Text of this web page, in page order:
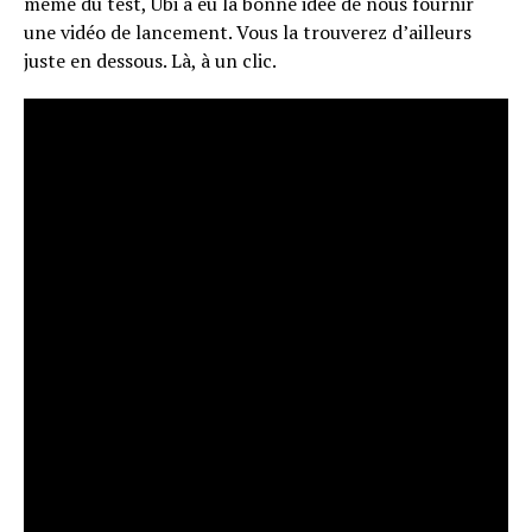
une vidéo de lancement. Vous la trouverez d’ailleurs
juste en dessous. Là, à un clic.